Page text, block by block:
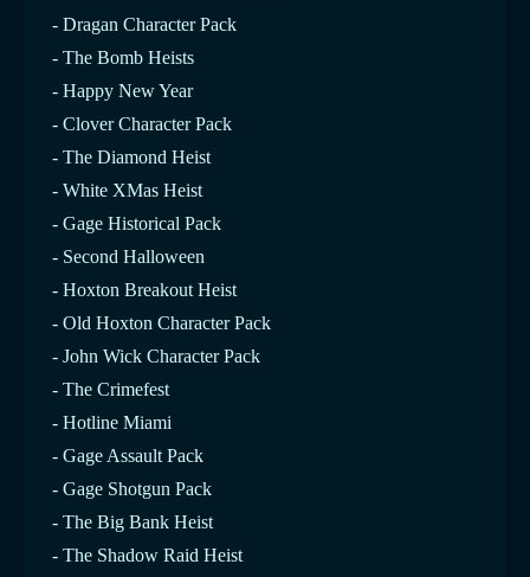
- Dragan Character Pack
- The Bomb Heists
- Happy New Year
- Clover Character Pack
- The Diamond Heist
- White XMas Heist
- Gage Historical Pack
- Second Halloween
- Hoxton Breakout Heist
- Old Hoxton Character Pack
- John Wick Character Pack
- The Crimefest
- Hotline Miami
- Gage Assault Pack
- Gage Shotgun Pack
- The Big Bank Heist
- The Shadow Raid Heist